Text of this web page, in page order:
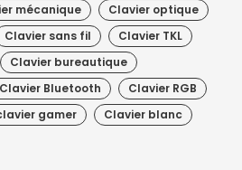
mécanique
Clavier optique
Clavier sans fil
Clavier TKL
Clavier bureautique
Clavier Bluetooth
Clavier RGB
gamer Clavier blanc